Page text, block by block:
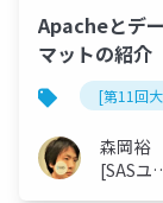
Apacheとデ
マットの紹介
[第11回
森岡裕
[SASユ